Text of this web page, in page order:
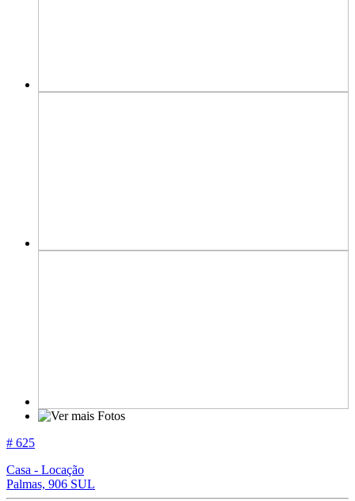
# 625
Casa - Locação
Palmas, 906 SUL